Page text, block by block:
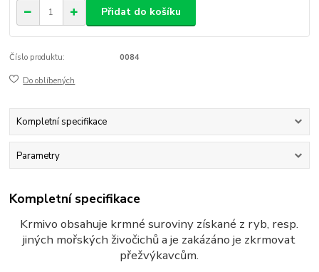
Přidat do košíku
Číslo produktu: 0084
Do oblíbených
Kompletní specifikace
Parametry
Kompletní specifikace
Krmivo obsahuje krmné suroviny získané z ryb, resp.
jiných mořských živočichů a je zakázáno je zkrmovat
přežvýkavcům.